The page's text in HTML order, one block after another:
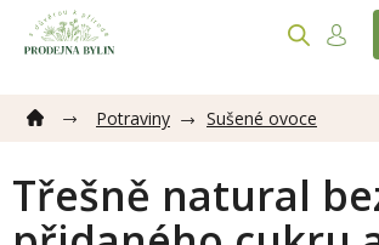
obsah
Potraviny Sušené ovoce
Třešně natural